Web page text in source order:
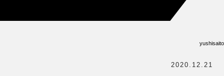
yushisaito
2020.12.21